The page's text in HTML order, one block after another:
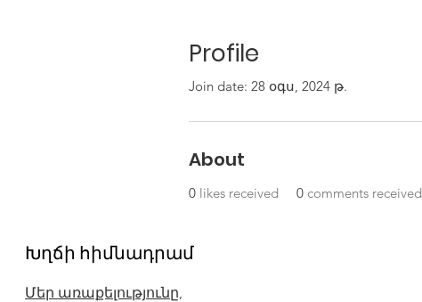
Profile
Join date: 28 օգս, 2024 թ.
About
0 likes received 0 comments received
Խղճի հիմնադրամ
Մեր առաքելությունը,